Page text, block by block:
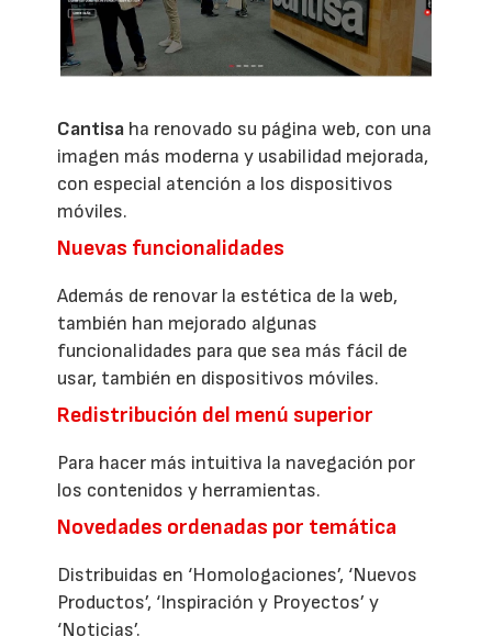
Cantisa ha renovado su página web, con una
imagen más moderna y usabilidad mejorada,
con especial atención a los dispositivos
móviles.
Nuevas funcionalidades
Además de renovar la estética de la web,
también han mejorado algunas
funcionalidades para que sea más fácil de
usar, también en dispositivos móviles.
Redistribución del menú superior
Para hacer más intuitiva la navegación por
los contenidos y herramientas.
Novedades ordenadas por temática
Distribuidas en ‘Homologaciones’, ‘Nuevos
Productos’, ‘Inspiración y Proyectos’ y
‘Noticias’.